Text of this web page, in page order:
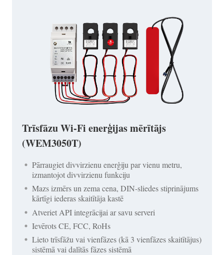
Trīsfāzu Wi-Fi enerģijas mērītājs
(WEM3050T)
Pārraugiet divvirzienu enerģiju par vienu metru,
izmantojot divvirzienu funkciju
Mazs izmērs un zema cena, DIN-sliedes stiprinājums
kārtīgi iederas skaitītāja kastē
Atveriet API integrācijai ar savu serveri
Ievērots CE, FCC, RoHs
Lieto trīsfāžu vai vienfāzes (kā 3 vienfāzes skaitītājus)
sistēmā vai dalītās fāzes sistēmā